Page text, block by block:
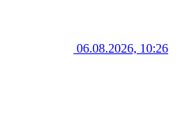
06.08.2026, 10:26